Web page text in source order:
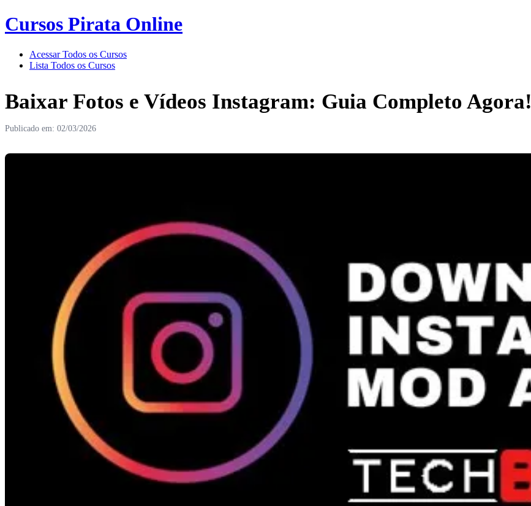
Cursos Pirata Online
Acessar Todos os Cursos
Lista Todos os Cursos
Baixar Fotos e Vídeos Instagram: Guia Completo Agora!
Publicado em: 02/03/2026